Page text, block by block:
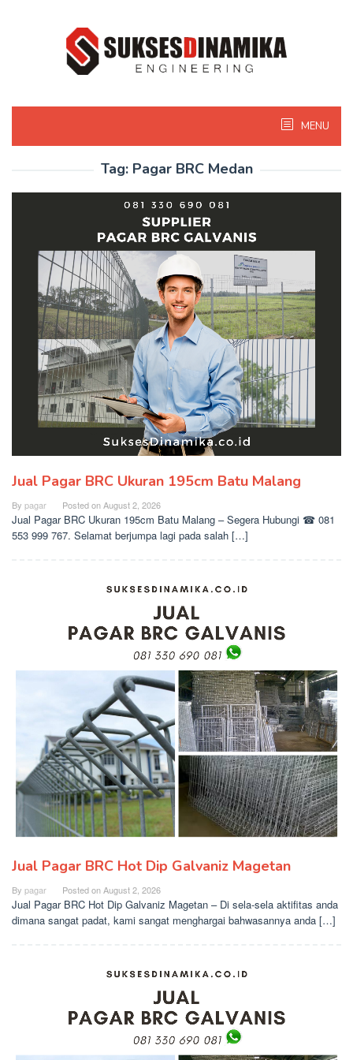
MENU
Tag: Pagar BRC Medan
Jual Pagar BRC Ukuran 195cm Batu Malang
By pagar Posted onAugust 2, 2026
Jual Pagar BRC Ukuran 195cm Batu Malang – Segera Hubungi ☎ 081
553 999 767. Selamat berjumpa lagi pada salah […]
Jual Pagar BRC Hot Dip Galvaniz Magetan
By pagar Posted onAugust 2, 2026
Jual Pagar BRC Hot Dip Galvaniz Magetan – Di sela-sela aktifitas anda
dimana sangat padat, kami sangat menghargai bahwasannya anda […]